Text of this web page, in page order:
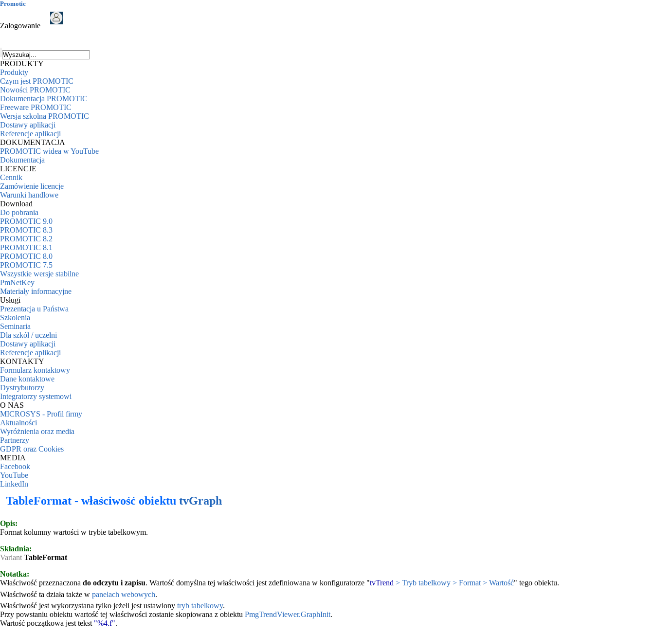
Promotic
Zalogowanie
PRODUKTY
Produkty
Czym jest PROMOTIC
Nowości PROMOTIC
Dokumentacja PROMOTIC
Freeware PROMOTIC
Wersja szkolna PROMOTIC
Dostawy aplikacji
Referencje aplikacji
DOKUMENTACJA
PROMOTIC widea w YouTube
Dokumentacja
LICENCJE
Cennik
Zamówienie licencje
Warunki handlowe
Download
Do pobrania
PROMOTIC 9.0
PROMOTIC 8.3
PROMOTIC 8.2
PROMOTIC 8.1
PROMOTIC 8.0
PROMOTIC 7.5
Wszystkie wersje stabilne
PmNetKey
Materiały informacyjne
Usługi
Prezentacja u Państwa
Szkolenia
Seminaria
Dla szkół / uczelni
Dostawy aplikacji
Referencje aplikacji
KONTAKTY
Formularz kontaktowy
Dane kontaktowe
Dystrybutorzy
Integratorzy systemowi
O NAS
MICROSYS - Profil firmy
Aktualności
Wyróżnienia oraz media
Partnerzy
GDPR oraz Cookies
MEDIA
Facebook
YouTube
LinkedIn
TableFormat - właściwość obiektu tvGraph
Opis:
Format kolumny wartości w trybie tabelkowym.
Składnia:
Variant TableFormat
Notatka:
Właściwość przeznaczona do odczytu i zapisu. Wartość domyślna tej właściwości jest zdefiniowana w konfiguratorze "tvTrend > Tryb tabelkowy > Format > Wartość" tego obiektu.
Właściwość ta działa także w panelach webowych.
Właściwość jest wykorzystana tylko jeżeli jest ustawiony tryb tabelkowy.
Przy powstaniu obiektu wartość tej właściwości zostanie skopiowana z obiektu PmgTrendViewer.GraphInit.
Wartość początkowa jest tekst "%4.f".